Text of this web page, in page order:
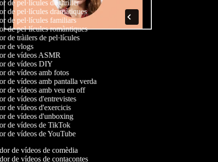
de pel·lícules de thriller
de pel·lícules dramàtiques
de pel·lícules familiars
de pel·lícules romàntiques
de tràilers de pel·lícules
de vlogs
de vídeos ASMR
de vídeos DIY
de vídeos amb fotos
de vídeos amb pantalla verda
de vídeos amb veu en off
de vídeos d'entrevistes
de vídeos d'exercicis
de vídeos d'unboxing
de vídeos de TikTok
de vídeos de YouTube
de vídeos de comèdia
de vídeos de contacontes